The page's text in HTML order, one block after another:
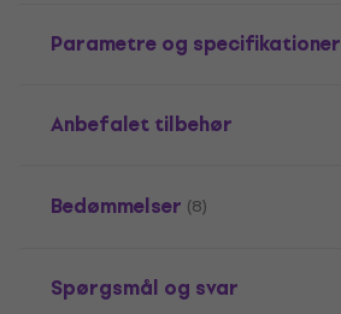
Parametre og specifikationer
Anbefalet tilbehør
Bedømmelser (8)
Spørgsmål og svar